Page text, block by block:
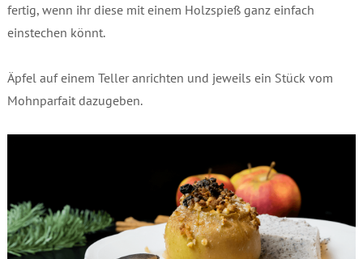
fertig, wenn ihr diese mit einem Holzspieß ganz einfach
einstechen könnt.
Äpfel auf einem Teller anrichten und jeweils ein Stück vom
Mohnparfait dazugeben.